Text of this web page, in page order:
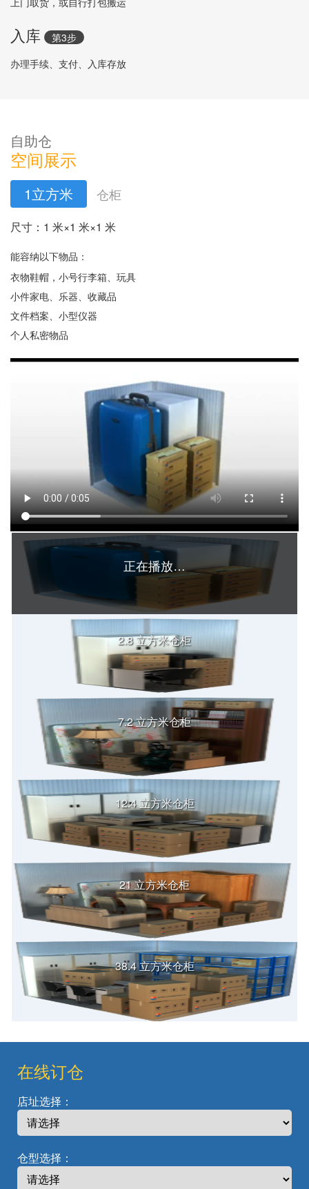
入库
第3步
办理手续、支付、入库存放
自助仓
空间展示
1立方米 仓柜
尺寸：1 米×1 米×1 米
能容纳以下物品：
衣物鞋帽，小号行李箱、玩具
小件家电、乐器、收藏品
文件档案、小型仪器
个人私密物品
正在播放…
2.8 立方米仓柜
7.2 立方米仓柜
12.4 立方米仓柜
21 立方米仓柜
38.4 立方米仓柜
在线订仓
店址选择：
仓型选择：